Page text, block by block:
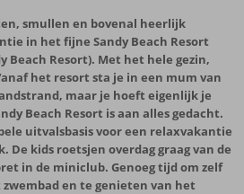
smullen en bovenal heerlijk
in het fijne Sandy Beach Resort
Beach Resort). Met het hele gezin,
het resort sta je in een mum van
maar je hoeft eigenlijk je
Beach Resort is aan alles gedacht.
uitvalsbasis voor een relaxvakantie
De kids roetsjen overdag graag van de
in de miniclub. Genoeg tijd om zelf
en te genieten van het